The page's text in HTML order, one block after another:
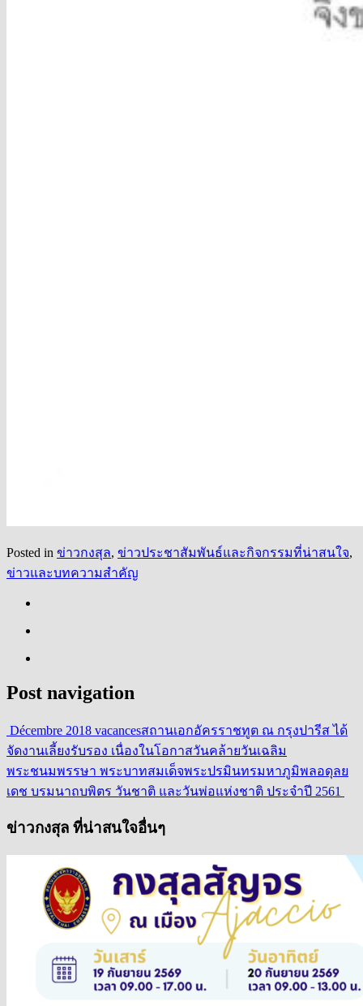
Posted in ข่าวกงสุล, ข่าวประชาสัมพันธ์และกิจกรรมที่น่าสนใจ,
ข่าวและบทความสำคัญ
Post navigation
Décembre 2018 vacancesสถานเอกอัครราชทูต ณ กรุงปารีส ได้
จัดงานเลี้ยงรับรอง เนื่องในโอกาสวันคล้ายวันเฉลิม
พระชนมพรรษา พระบาทสมเด็จพระปรมินทรมหาภูมิพลอดุลย
เดช บรมนาถบพิตร วันชาติ และวันพ่อแห่งชาติ ประจำปี 2561
ข่าวกงสุล ที่น่าสนใจอื่นๆ